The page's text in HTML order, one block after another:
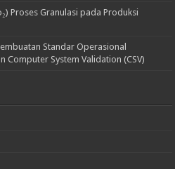
Proses Granulasi pada Produksi
Standar Operasional
Computer System Validation (CSV)